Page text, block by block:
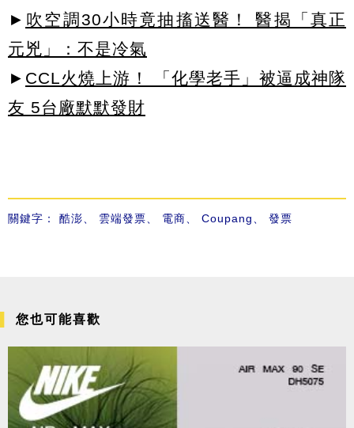
► 吹空調30小時竟抽搐送醫！ 醫揭「真正
元兇」：不是冷氣
► CCL火燒上游！ 「化學老手」被逼成神隊
友 5台廠默默發財
關鍵字： 酷澎 雲端發票 電商 Coupang 發票
您也可能喜歡